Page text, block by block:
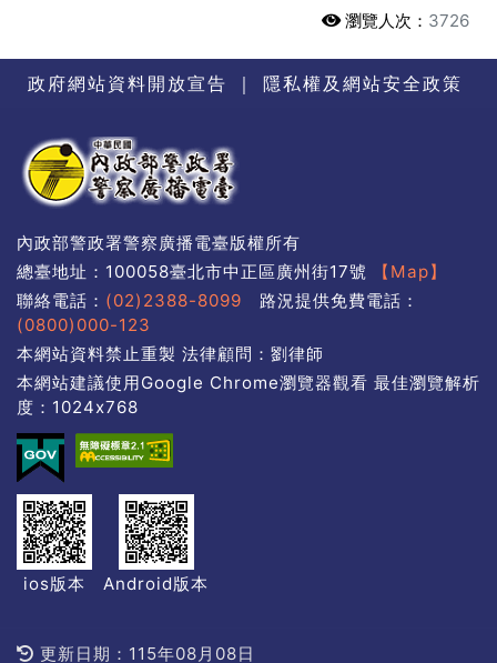
瀏覽人次： 3726
政府網站資料開放宣告 ｜ 隱私權及網站安全政策
內政部警政署警察廣播電臺版權所有
總臺地址：100058臺北市中正區廣州街17號
【Map】
聯絡電話： (02)2388-8099 路況提供免費電話：
(0800)000-123
本網站資料禁止重製 法律顧問：劉律師
本網站建議使用Google Chrome瀏覽器觀看 最佳瀏覽解析
度：1024x768
ios版本 Android版本
更新日期：115年08月08日